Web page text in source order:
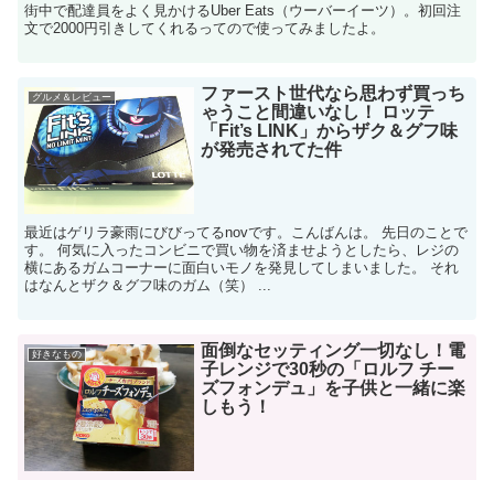
街中で配達員をよく見かけるUber Eats（ウーバーイーツ）。初回注
文で2000円引きしてくれるってので使ってみましたよ。
グルメ＆レビュー
ファースト世代なら思わず買っち
ゃうこと間違いなし！ ロッテ
「Fit’s LINK」からザク＆グフ味
が発売されてた件
最近はゲリラ豪雨にびびってるnovです。こんばんは。 先日のことで
す。 何気に入ったコンビニで買い物を済ませようとしたら、レジの
横にあるガムコーナーに面白いモノを発見してしまいました。 それ
はなんとザク＆グフ味のガム（笑） ...
好きなもの
面倒なセッティング一切なし！電
子レンジで30秒の「ロルフ チー
ズフォンデュ」を子供と一緒に楽
しもう！